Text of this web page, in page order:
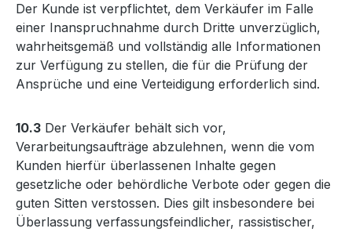
Der Kunde ist verpflichtet, dem Verkäufer im Falle
einer Inanspruchnahme durch Dritte unverzüglich,
wahrheitsgemäß und vollständig alle Informationen
zur Verfügung zu stellen, die für die Prüfung der
Ansprüche und eine Verteidigung erforderlich sind.
10.3 Der Verkäufer behält sich vor,
Verarbeitungsaufträge abzulehnen, wenn die vom
Kunden hierfür überlassenen Inhalte gegen
gesetzliche oder behördliche Verbote oder gegen die
guten Sitten verstossen. Dies gilt insbesondere bei
Überlassung verfassungsfeindlicher, rassistischer,